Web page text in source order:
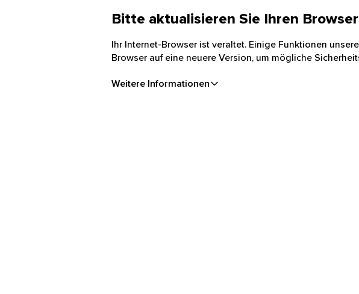
Bitte aktualisieren Sie Ihren Browser
Ihr Internet-Browser ist veraltet. Einige Funktionen
Browser auf eine neuere Version, um mögliche
Weitere Informationen